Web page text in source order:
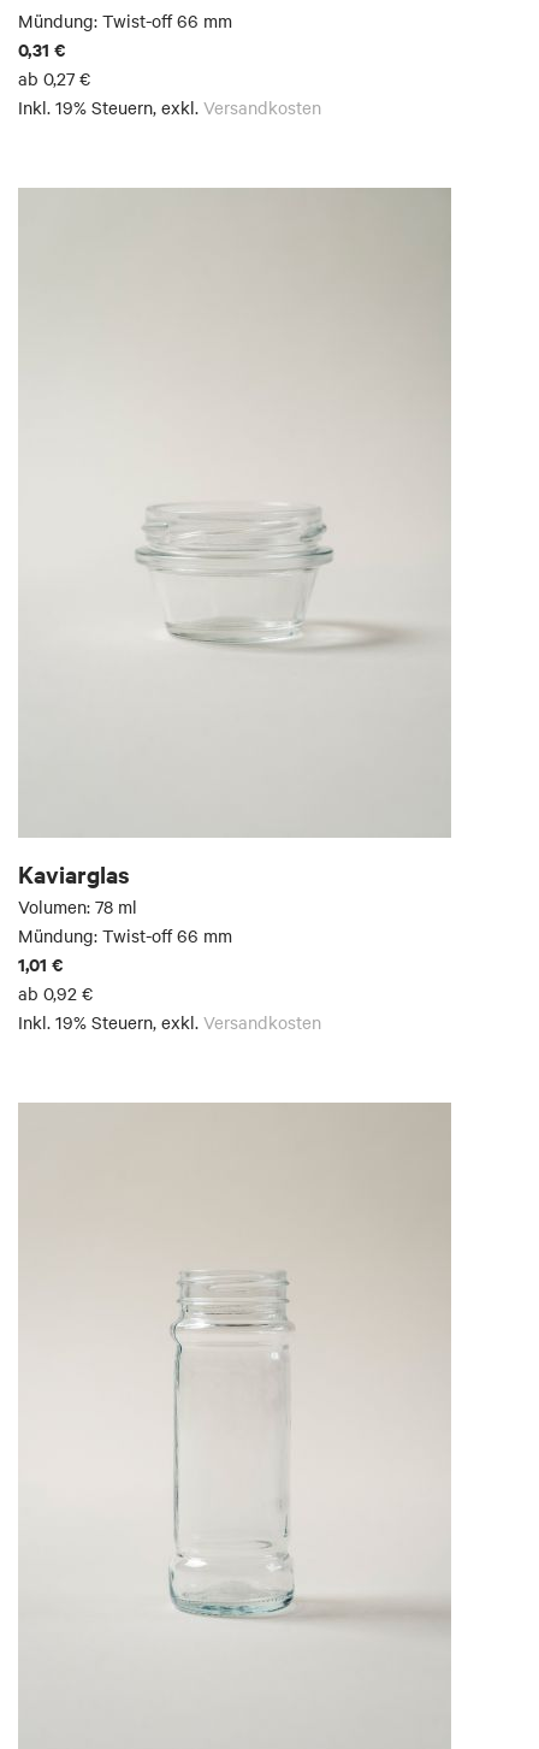
Mündung: Twist-off 66 mm
0,31 €
ab 0,27 €
Inkl. 19% Steuern, exkl. Versandkosten
Kaviarglas
Volumen: 78 ml
Mündung: Twist-off 66 mm
1,01 €
ab 0,92 €
Inkl. 19% Steuern, exkl. Versandkosten